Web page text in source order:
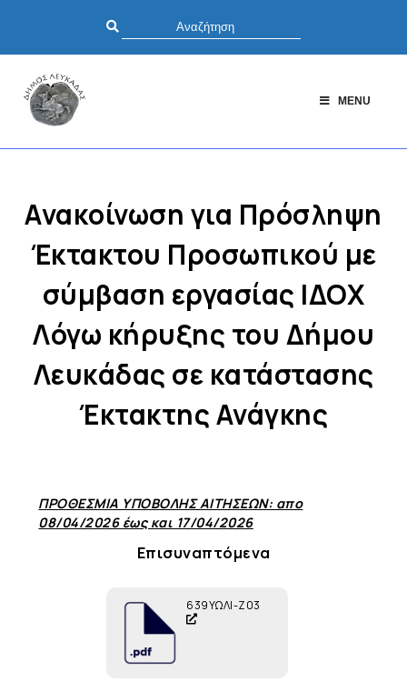
MENU
Ανακοίνωση για Πρόσληψη
Έκτακτου Προσωπικού με
σύμβαση εργασίας ΙΔΟΧ
Λόγω κήρυξης του Δήμου
Λευκάδας σε κατάστασης
Έκτακτης Ανάγκης
ΠΡΟΘΕΣΜΙΑ ΥΠΟΒΟΛΗΣ ΑΙΤΗΣΕΩΝ: απο
08/04/2026 έως και 17/04/2026
Επισυναπτόμενα
639ΥΩΛΙ-Ζ03